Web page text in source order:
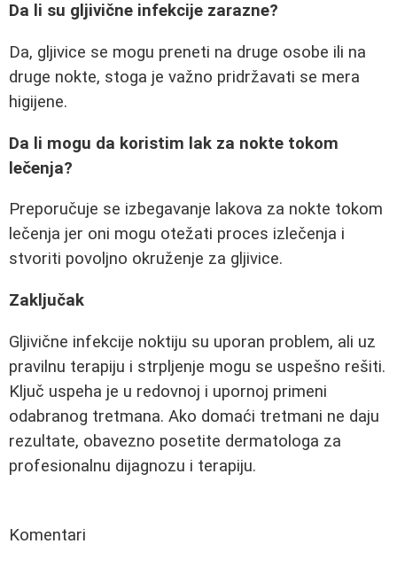
Da li su gljivične infekcije zarazne?
Da, gljivice se mogu preneti na druge osobe ili na
druge nokte, stoga je važno pridržavati se mera
higijene.
Da li mogu da koristim lak za nokte tokom
lečenja?
Preporučuje se izbegavanje lakova za nokte tokom
lečenja jer oni mogu otežati proces izlečenja i
stvoriti povoljno okruženje za gljivice.
Zaključak
Gljivične infekcije noktiju su uporan problem, ali uz
pravilnu terapiju i strpljenje mogu se uspešno rešiti.
Ključ uspeha je u redovnoj i upornoj primeni
odabranog tretmana. Ako domaći tretmani ne daju
rezultate, obavezno posetite dermatologa za
profesionalnu dijagnozu i terapiju.
Komentari